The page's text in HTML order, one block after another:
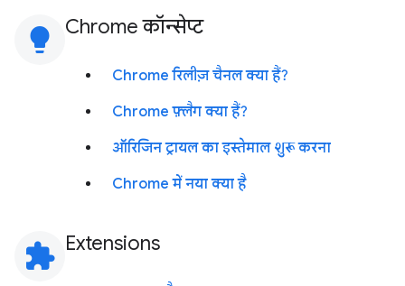
lightbulb Chrome कॉन्सेप्ट
Chrome रिलीज़ चैनल क्या हैं?
Chrome फ़्लैग क्या हैं?
ऑरिजिन ट्रायल का इस्तेमाल शुरू करना
Chrome में नया क्या है
extension Extensions